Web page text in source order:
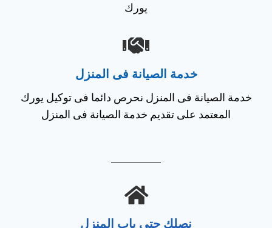
يورك
خدمة الصيانة فى المنزل
خدمة الصيانة فى المنزل نحرص دائما فى توكيل يورك
المعتمد على تقديم خدمة الصيانة فى المنزل
نصلك حتى باب المنزل